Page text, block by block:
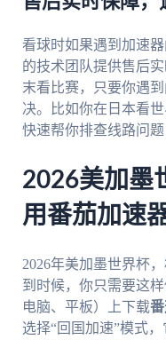
看球时如果遇到加速器
的技术团队提供售后
末看比赛，只要你遇
决。比如你在日本看
快速帮你排查线路问
2026美加墨
用番茄加速
2026年美加墨世界杯
到时候，你只需要这
电脑、平板）上下载
选择“回国加速”模式